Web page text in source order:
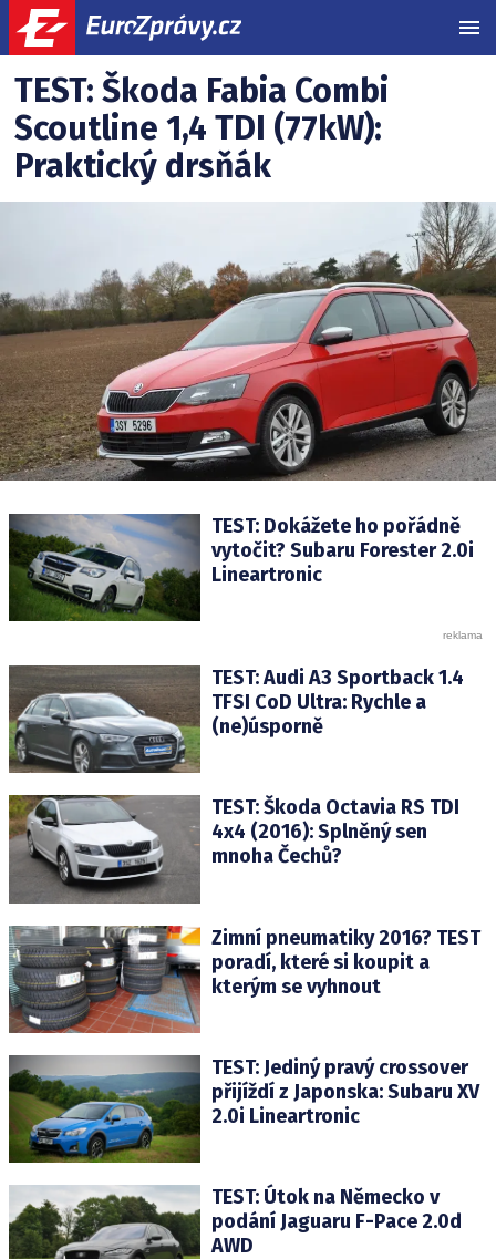
Testy
Související
články:
TEST: Škoda Fabia Combi
Scoutline 1,4 TDI (77kW):
Praktický drsňák
TEST: Dokážete ho pořádně
vytočit? Subaru Forester 2.0i
Lineartronic
TEST: Audi A3 Sportback 1.4
TFSI CoD Ultra: Rychle a
(ne)úsporně
TEST: Škoda Octavia RS TDI
4x4 (2016): Splněný sen
mnoha Čechů?
Zimní pneumatiky 2016? TEST
poradí, které si koupit a
kterým se vyhnout
TEST: Jediný pravý crossover
přijíždí z Japonska: Subaru XV
2.0i Lineartronic
TEST: Útok na Německo v
podání Jaguaru F-Pace 2.0d
AWD